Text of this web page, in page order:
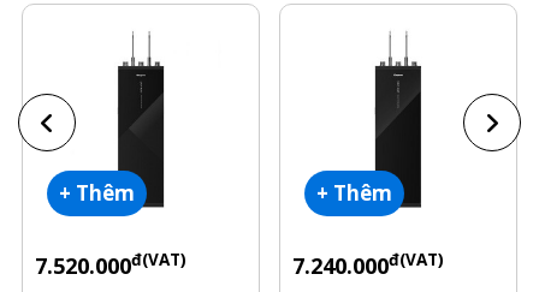
+ Thêm
7.520.000đ(VAT)
+ Thêm
7.240.000đ(VAT)